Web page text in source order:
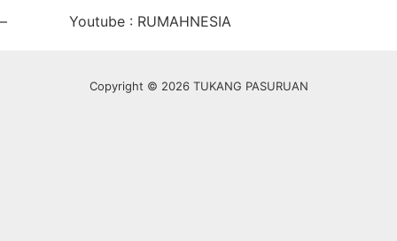
– Youtube : RUMAHNESIA
Copyright © 2026 TUKANG PASURUAN